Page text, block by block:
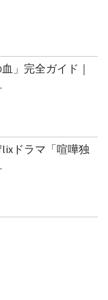
」完全ガイド｜
ドラマ「喧嘩独